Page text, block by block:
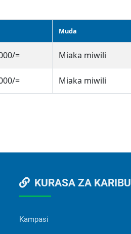
Muda
= Miaka miwili
= Miaka miwili
KURASA ZA KARIBU
Kampasi